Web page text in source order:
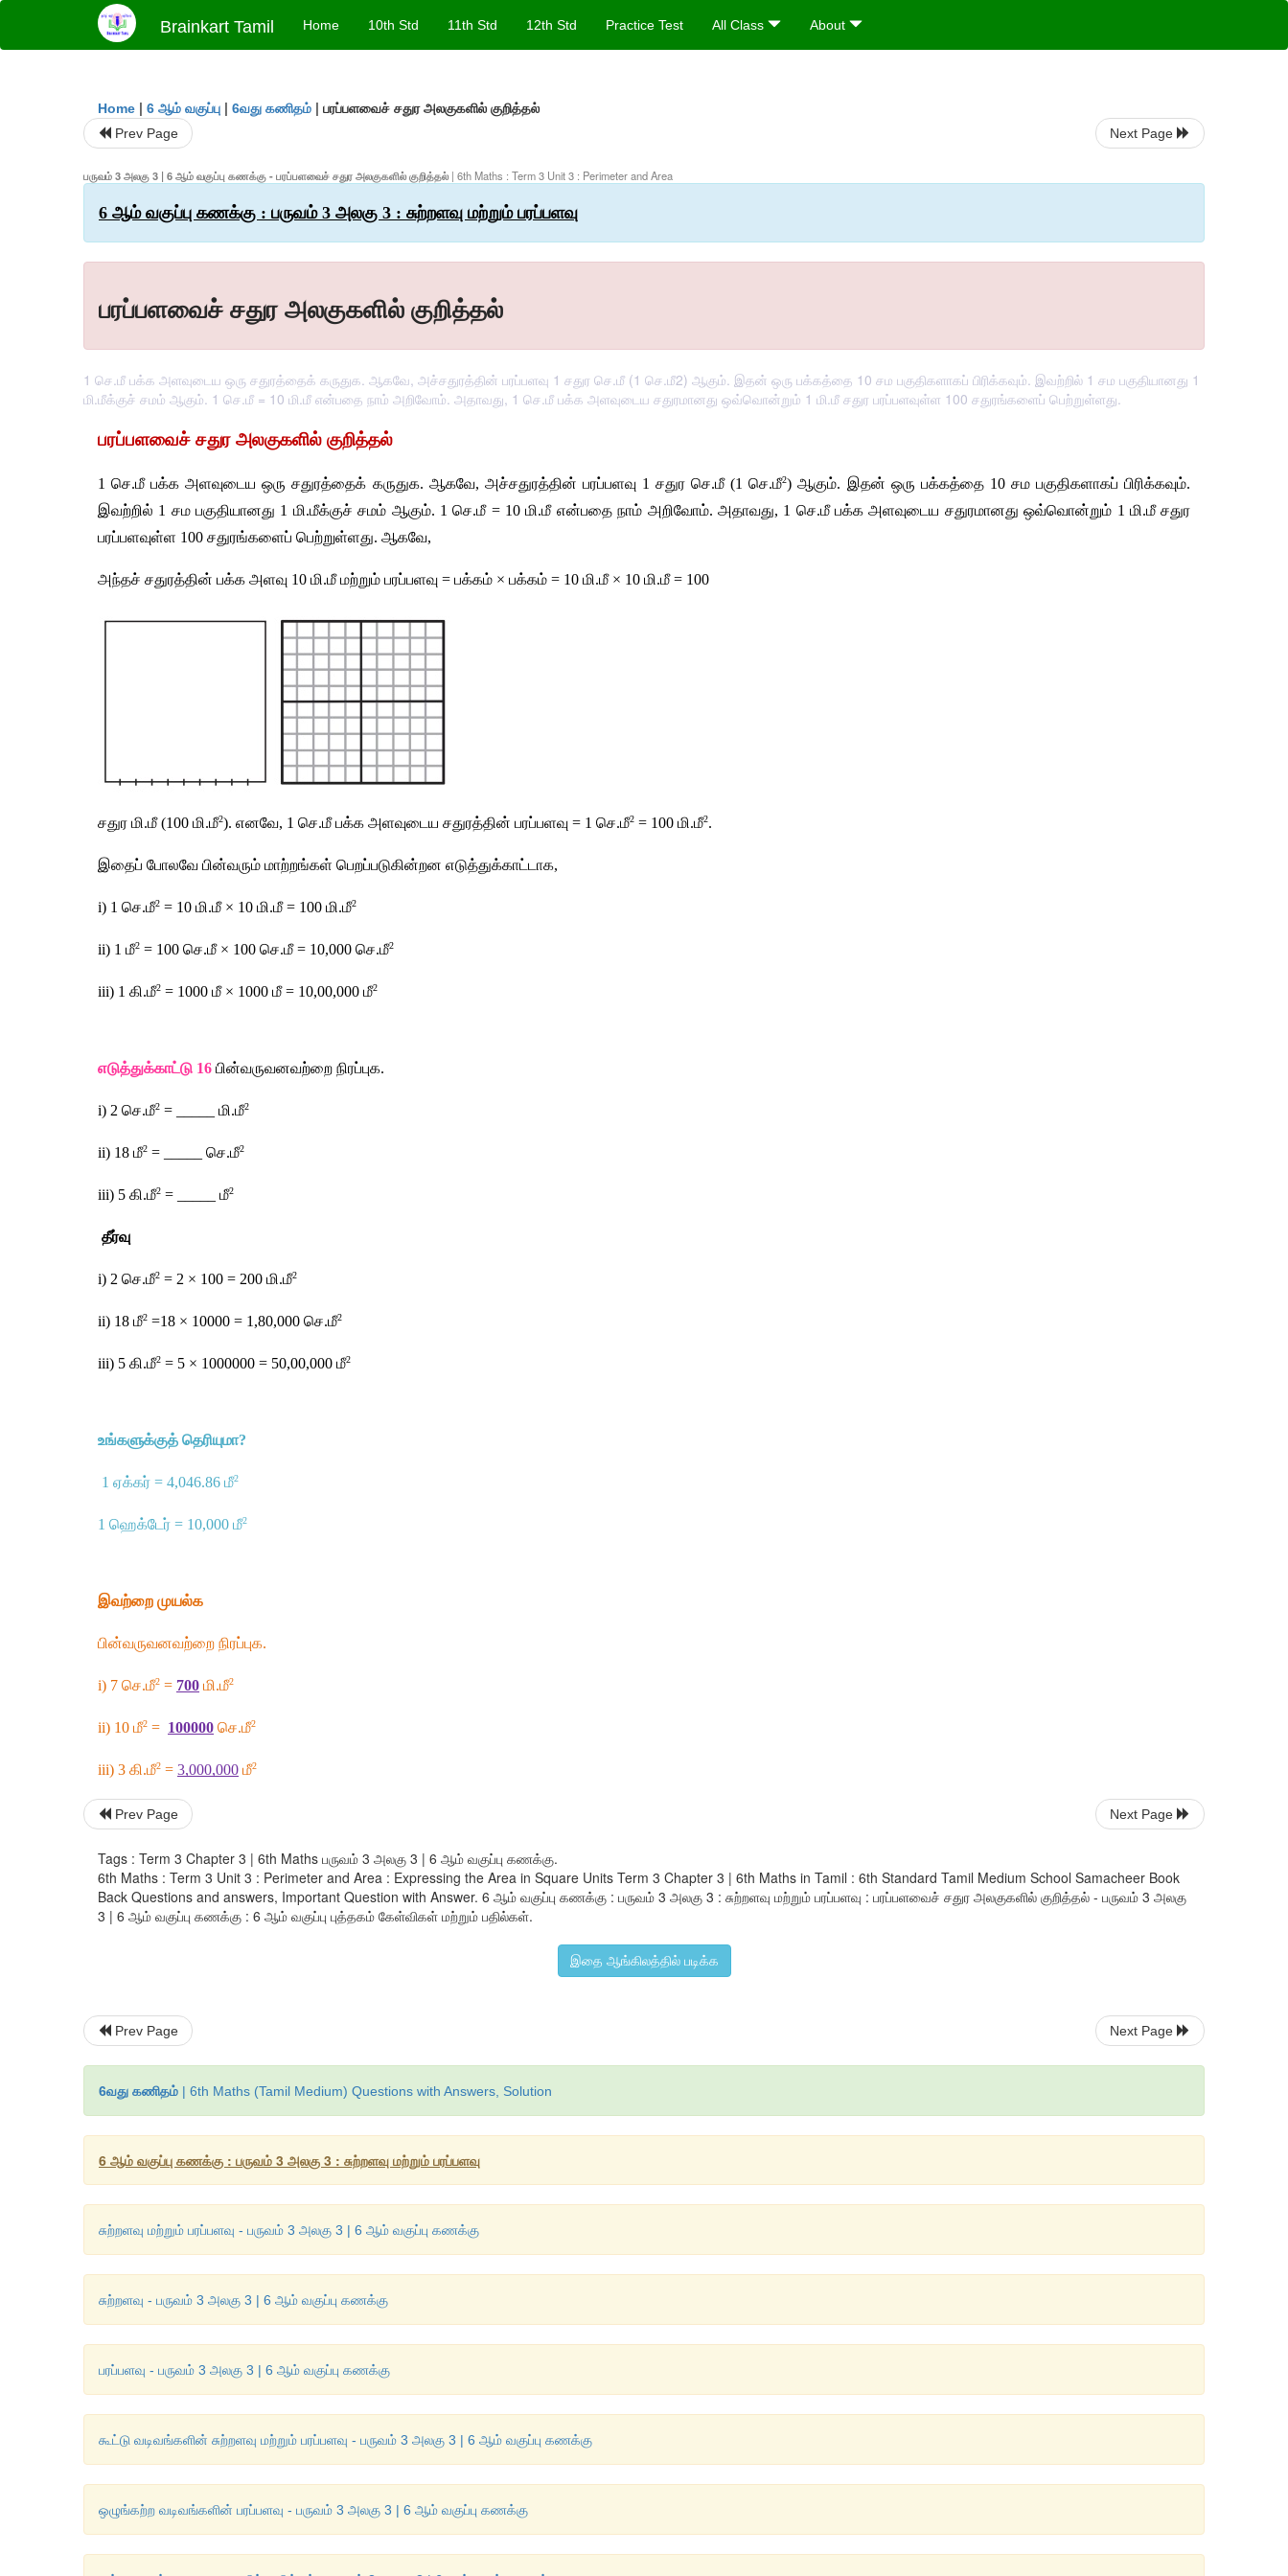
Brainkart Tamil Home 10th Std 11th Std 12th Std Practice Test All Class About
Home | 6 ஆம் வகுப்பு | 6வது கணிதம் | பரப்பளவைச் சதுர அலகுகளில் குறித்தல்
Prev Page Next Page
பருவம் 3 அலகு 3 | 6 ஆம் வகுப்பு கணக்கு - பரப்பளவைச் சதுர அலகுகளில் குறித்தல் | 6th Maths : Term 3 Unit 3 : Perimeter and Area
6 ஆம் வகுப்பு கணக்கு : பருவம் 3 அலகு 3 : சுற்றளவு மற்றும் பரப்பளவு
பரப்பளவைச் சதுர அலகுகளில் குறித்தல்
1 செ.மீ பக்க அளவுடைய ஒரு சதுரத்தைக் கருதுக. ஆகவே, அச்சதுரத்தின் பரப்பளவு 1 சதுர செ.மீ (1 செ.மீ2) ஆகும். இதன் ஒரு பக்கத்தை 10 சம பகுதிகளாகப் பிரிக்கவும். இவற்றில் 1 சம பகுதியானது 1
மி.மீக்குச் சமம் ஆகும். 1 செ.மீ = 10 மி.மீ என்பதை நாம் அறிவோம். அதாவது, 1 செ.மீ பக்க அளவுடைய சதுரமானது ஒவ்வொன்றும் 1 மி.மீ சதுர பரப்பளவுள்ள 100 சதுரங்களைப் பெற்றுள்ளது.
பரப்பளவைச் சதுர அலகுகளில் குறித்தல்
1 செ.மீ பக்க அளவுடைய ஒரு சதுரத்தைக் கருதுக. ஆகவே, அச்சதுரத்தின் பரப்பளவு 1 சதுர செ.மீ (1 செ.மீ2) ஆகும். இதன் ஒரு பக்கத்தை 10 சம பகுதிகளாகப் பிரிக்கவும்
இவற்றில் 1 சம பகுதியானது 1 மி.மீக்குச் சமம் ஆகும். 1 செ.மீ = 10 மி.மீ என்பதை நாம் அறிவோம். அதாவது, 1 செ.மீ பக்க அளவுடைய சதுரமானது ஒவ்வொன்றும் 1 மி.மீ சதுர
பரப்பளவுள்ள 100 சதுரங்களைப் பெற்றுள்ளது. ஆகவே,
அந்தச் சதுரத்தின் பக்க அளவு 10 மி.மீ மற்றும் பரப்பளவு = பக்கம் × பக்கம் = 10 மி.மீ × 10 மி.மீ = 100
சதுர மி.மீ (100 மி.மீ2). எனவே, 1 செ.மீ பக்க அளவுடைய சதுரத்தின் பரப்பளவு = 1 செ.மீ2 = 100 மி.மீ2.
இதைப் போலவே பின்வரும் மாற்றங்கள் பெறப்படுகின்றன எடுத்துக்காட்டாக,
i) 1 செ.மீ2 = 10 மி.மீ × 10 மி.மீ = 100 மி.மீ2
ii) 1 மீ2 = 100 செ.மீ × 100 செ.மீ = 10,000 செ.மீ2
iii) 1 கி.மீ2 = 1000 மீ × 1000 மீ = 10,00,000 மீ2
எடுத்துக்காட்டு 16 பின்வருவனவற்றை நிரப்புக.
i) 2 செ.மீ2 = _____ மி.மீ2
ii) 18 மீ2 = _____ செ.மீ2
iii) 5 கி.மீ2 = _____ மீ2
தீர்வு
i) 2 செ.மீ2 = 2 × 100 = 200 மி.மீ2
ii) 18 மீ2 =18 × 10000 = 1,80,000 செ.மீ2
iii) 5 கி.மீ2 = 5 × 1000000 = 50,00,000 மீ2
உங்களுக்குத் தெரியுமா?
1 ஏக்கர் = 4,046.86 மீ2
1 ஹெக்டேர் = 10,000 மீ2
இவற்றை முயல்க
பின்வருவனவற்றை நிரப்புக.
i) 7 செ.மீ2 = 700 மி.மீ2
ii) 10 மீ2 = 100000 செ.மீ2
iii) 3 கி.மீ2 = 3,000,000 மீ2
Prev Page Next Page
Tags : Term 3 Chapter 3 | 6th Maths பருவம் 3 அலகு 3 | 6 ஆம் வகுப்பு கணக்கு.
6th Maths : Term 3 Unit 3 : Perimeter and Area : Expressing the Area in Square Units Term 3 Chapter 3 | 6th Maths in Tamil : 6th Standard Tamil Medium School Samacheer Book
Back Questions and answers, Important Question with Answer. 6 ஆம் வகுப்பு கணக்கு : பருவம் 3 அலகு 3 : சுற்றளவு மற்றும் பரப்பளவு : பரப்பளவைச் சதுர அலகுகளில் குறித்தல் - பருவம் 3 அலகு
3 | 6 ஆம் வகுப்பு கணக்கு : 6 ஆம் வகுப்பு புத்தகம் கேள்விகள் மற்றும் பதில்கள்.
இதை ஆங்கிலத்தில் படிக்க
Prev Page Next Page
6வது கணிதம் | 6th Maths (Tamil Medium) Questions with Answers, Solution
6 ஆம் வகுப்பு கணக்கு : பருவம் 3 அலகு 3 : சுற்றளவு மற்றும் பரப்பளவு
சுற்றளவு மற்றும் பரப்பளவு - பருவம் 3 அலகு 3 | 6 ஆம் வகுப்பு கணக்கு
சுற்றளவு - பருவம் 3 அலகு 3 | 6 ஆம் வகுப்பு கணக்கு
பரப்பளவு - பருவம் 3 அலகு 3 | 6 ஆம் வகுப்பு கணக்கு
கூட்டு வடிவங்களின் சுற்றளவு மற்றும் பரப்பளவு - பருவம் 3 அலகு 3 | 6 ஆம் வகுப்பு கணக்கு
ஒழுங்கற்ற வடிவங்களின் பரப்பளவு - பருவம் 3 அலகு 3 | 6 ஆம் வகுப்பு கணக்கு